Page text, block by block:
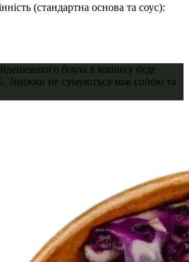
(стандартна основа та соус):
боула в кошику буде
Знижки не сумуються між собою та